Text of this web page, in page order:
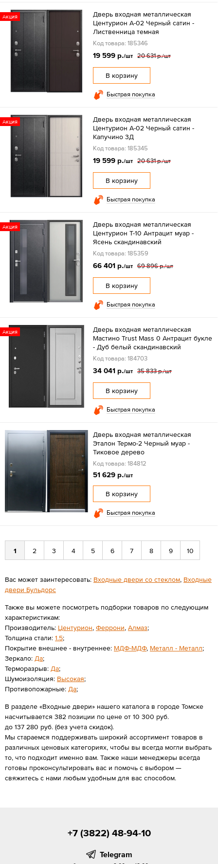
Акция
Дверь входная металлическая
Центурион А-02 Черный сатин -
Лиственница темная
Код товара: 185346
19 599 р./шт 20 631 р./шт
В корзину
Быстрая покупка
Акция
Дверь входная металлическая
Центурион А-02 Черный сатин -
Капучино 3Д
Код товара: 185345
19 599 р./шт 20 631 р./шт
В корзину
Быстрая покупка
Акция
Дверь входная металлическая
Центурион Т-10 Антрацит муар -
Ясень скандинавский
Код товара: 185359
66 401 р./шт 69 896 р./шт
В корзину
Быстрая покупка
Акция
Дверь входная металлическая
Мастино Trust Mass 0 Антрацит букле
- Дуб белый скандинавский
Код товара: 184703
34 041 р./шт 35 833 р./шт
В корзину
Быстрая покупка
Дверь входная металлическая
Эталон Термо-2 Черный муар -
Тиковое дерево
Код товара: 184812
51 629 р./шт
В корзину
Быстрая покупка
1 2 3 4 5 6 7 8 9 10
Вас может заинтересовать: Входные двери со стеклом, Входные
двери Бульдорс
Также вы можете посмотреть подборки товаров по следующим
характеристикам:
Производитель: Центурион, Феррони, Алмаз;
Толщина стали: 1.5;
Покрытие внешнее - внутреннее: МДФ-МДФ, Металл - Металл;
Зеркало: Да;
Терморазрыв: Да;
Шумоизоляция: Высокая;
Противопожарные: Да;
В разделе «Входные двери» нашего каталога в городе Томске
насчитывается 382 позиции по цене от 10 300 руб.
до 137 280 руб. (без учета скидок).
Мы стараемся поддерживать широкий ассортимент товаров в
различных ценовых категориях, чтобы вы всегда могли выбрать
то, что подходит именно вам. Также наши менеджеры всегда
готовы проконсультировать вас и помочь с выбором —
свяжитесь с нами любым удобным для вас способом.
+7 (3822) 48-94-10
Telegram